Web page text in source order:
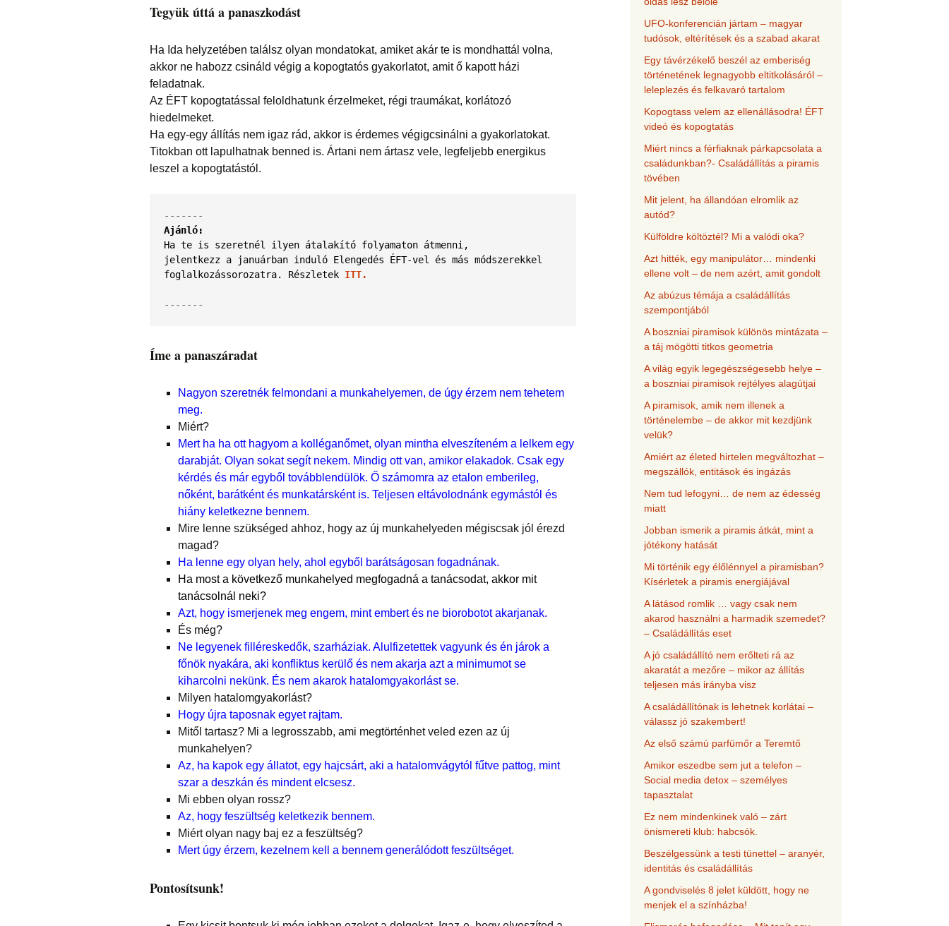
Tegyük úttá a panaszkodást
Ha Ida helyzetében találsz olyan mondatokat, amiket akár te is mondhattál volna,
akkor ne habozz csináld végig a kopogtatós gyakorlatot, amit ő kapott házi
feladatnak.
Az ÉFT kopogtatással feloldhatunk érzelmeket, régi traumákat, korlátozó
hiedelmeket.
Ha egy-egy állítás nem igaz rád, akkor is érdemes végigcsinálni a gyakorlatokat.
Titokban ott lapulhatnak benned is. Ártani nem ártasz vele, legfeljebb energikus
leszel a kopogtatástól.
Ajánló:
Ha te is szeretnél ilyen átalakító folyamaton átmenni,
jelentkezz a januárban induló Elengedés ÉFT-vel és más módszerekkel
foglalkozássorozatra. Részletek ITT.
-------
Íme a panaszáradat
Nagyon szeretnék felmondani a munkahelyemen, de úgy érzem nem tehetem
meg.
Miért?
Mert ha ha ott hagyom a kolléganőmet, olyan mintha elveszíteném a lelkem egy
darabját. Olyan sokat segít nekem. Mindig ott van, amikor elakadok. Csak egy
kérdés és már egyből továbblendülök. Ő számomra az etalon emberileg,
nőként, barátként és munkatársként is. Teljesen eltávolodnánk egymástól és
hiány keletkezne bennem.
Mire lenne szükséged ahhoz, hogy az új munkahelyeden mégiscsak jól érezd
magad?
Ha lenne egy olyan hely, ahol egyből barátságosan fogadnának.
Ha most a következő munkahelyed megfogadná a tanácsodat, akkor mit
tanácsolnál neki?
Azt, hogy ismerjenek meg engem, mint embert és ne biorobotot akarjanak.
És még?
Ne legyenek filléreskedők, szarháziak. Alulfizetettek vagyunk és én járok a
főnök nyakára, aki konfliktus kerülő és nem akarja azt a minimumot se
kiharcolni nekünk. És nem akarok hatalomgyakorlást se.
Milyen hatalomgyakorlást?
Hogy újra taposnak egyet rajtam.
Mitől tartasz? Mi a legrosszabb, ami megtörténhet veled ezen az új
munkahelyen?
Az, ha kapok egy állatot, egy hajcsárt, aki a hatalomvágytól fűtve pattog, mint
szar a deszkán és mindent elcsesz.
Mi ebben olyan rossz?
Az, hogy feszültség keletkezik bennem.
Miért olyan nagy baj ez a feszültség?
Mert úgy érzem, kezelnem kell a bennem generálódott feszültséget.
Pontosítsunk!
UFO-konferencián jártam – magyar
tudósok, eltérítések és a szabad akarat
Egy távérzékelő beszél az emberiség
történetének legnagyobb eltitkolásáról –
leleplezés és felkavaró tartalom
Kopogtass velem az ellenállásodra! ÉFT
videó és kopogtatás
Miért nincs a férfiaknak párkapcsolata a
családunkban?- Családállítás a piramis
tövében
Mit jelent, ha állandóan elromlik az
autód?
Külföldre költöztél? Mi a valódi oka?
Azt hitték, egy manipulátor… mindenki
ellene volt – de nem azért, amit gondolt
Az abúzus témája a családállítás
szempontjából
A boszniai piramisok különös mintázata –
a táj mögötti titkos geometria
A világ egyik legegészségesebb helye –
a boszniai piramisok rejtélyes alagútjai
A piramisok, amik nem illenek a
történelembe – de akkor mit kezdjünk
velük?
Amiért az életed hirtelen megváltozhat –
megszállók, entitások és ingázás
Nem tud lefogyni… de nem az édesség
miatt
Jobban ismerik a piramis átkát, mint a
jótékony hatását
Mi történik egy élőlénnyel a piramisban?
Kísérletek a piramis energiájával
A látásod romlik … vagy csak nem
akarod használni a harmadik szemedet?
– Családállítás eset
A jó családállító nem erőlteti rá az
akaratát a mezőre – mikor az állítás
teljesen más irányba visz
A családállítónak is lehetnek korlátai –
válassz jó szakembert!
Az első számú parfümőr a Teremtő
Amikor eszedbe sem jut a telefon –
Social media detox – személyes
tapasztalat
Ez nem mindenkinek való – zárt
önismereti klub: habcsók.
Beszélgessünk a testi tünettel – aranyér,
identitás és családállítás
A gondviselés 8 jelet küldött, hogy ne
menjek el a színházba!